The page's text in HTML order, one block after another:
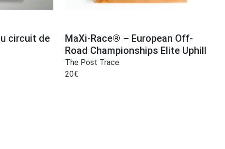
circuit de
MaXi-Race® – European Off-
Road Championships Elite Uphill
The Post Trace
20€